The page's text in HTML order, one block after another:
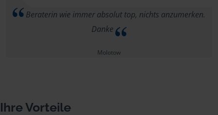
Beraterin wie immer absolut top, nichts anzumerken.
Danke
Molotow
Ihre Vorteile